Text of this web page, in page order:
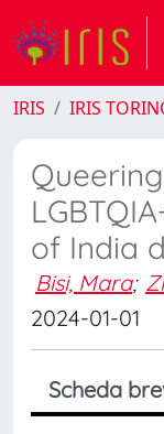
IRIS IRIS
of India
Bisi, Mara;
2024-01-01
Scheda